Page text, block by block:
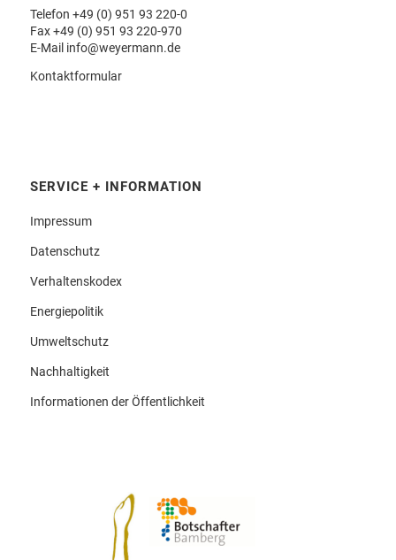
Telefon +49 (0) 951 93 220-0
Fax +49 (0) 951 93 220-970
E-Mail info@weyermann.de
Kontaktformular
SERVICE + INFORMATION
Impressum
Datenschutz
Verhaltenskodex
Energiepolitik
Umweltschutz
Nachhaltigkeit
Informationen der Öffentlichkeit